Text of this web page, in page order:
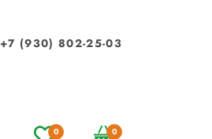
+7 (930) 802-25-03
0 0